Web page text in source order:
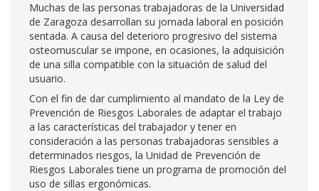
Muchas de las personas trabajadoras de la Universidad
de Zaragoza desarrollan su jornada laboral en posición
sentada. A causa del deterioro progresivo del sistema
osteomuscular se impone, en ocasiones, la adquisición
de una silla compatible con la situación de salud del
usuario.
Con el fin de dar cumplimiento al mandato de la Ley de
Prevención de Riesgos Laborales de adaptar el trabajo
a las características del trabajador y tener en
consideración a las personas trabajadoras sensibles a
determinados riesgos, la Unidad de Prevención de
Riesgos Laborales tiene un programa de promoción del
uso de sillas ergonómicas.